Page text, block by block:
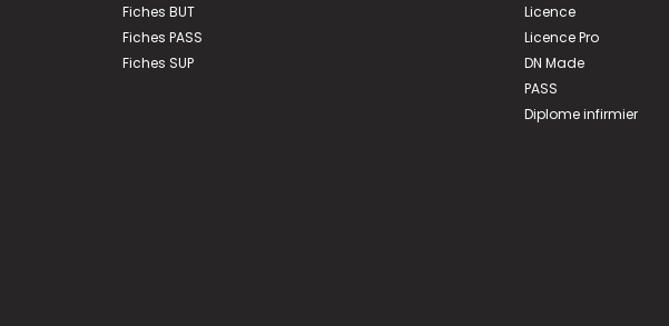
Fiches BUT
Fiches PASS
Fiches SUP
Licence
Licence Pro
DN Made
PASS
Diplome infirmier